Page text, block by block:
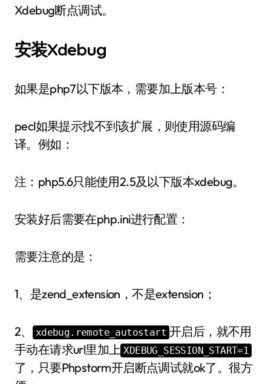
Xdebug断点调试。
安装Xdebug
如果是php7以下版本，需要加上版本号：
pecl如果提示找不到该扩展，则使用源码编
译。例如：
注：php5.6只能使用2.5及以下版本xdebug。
安装好后需要在php.ini进行配置：
需要注意的是：
1、是zend_extension，不是extension；
2、 xdebug.remote_autostart 开启后，就不用
手动在请求url里加上 XDEBUG_SESSION_START=1
了，只要Phpstorm开启断点调试就ok了。很方